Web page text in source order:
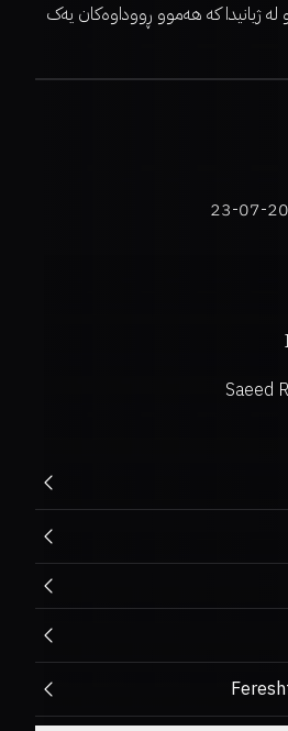
لە ژیانیدا کە هەموو ڕووداوەکان یەک
Saeed